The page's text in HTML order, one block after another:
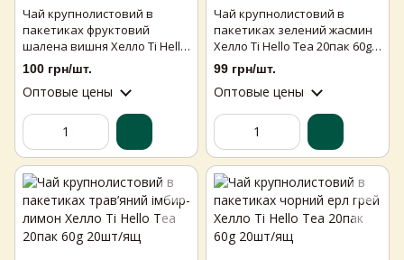
Чай крупнолистовий в
пакетиках фруктовий
шалена вишня Хелло Ті Hello
Tea 20пак 60g 20шт/ящ
100 грн/шт.
Оптовые цены
Чай крупнолистовий в
пакетиках зелений жасмин
Хелло Ті Hello Tea 20пак 60g
20шт/ящ
99 грн/шт.
Оптовые цены